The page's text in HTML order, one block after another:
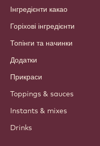
Інгредієнти какао
Горіхові інгредієнти
Топінги та начинки
Додатки
Прикраси
Toppings & sauces
Instants & mixes
Drinks